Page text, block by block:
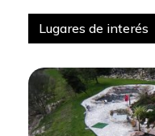
Lugares de interés